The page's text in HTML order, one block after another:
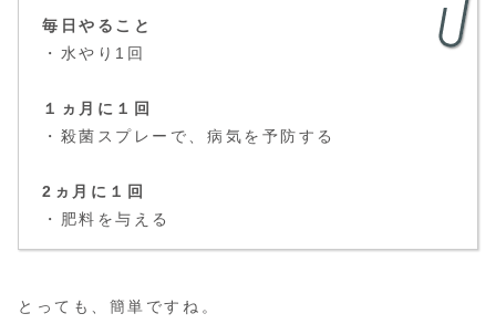
毎日やること
・水やり1回
１ヵ月に１回
・殺菌スプレーで、病気を予防する
2ヵ月に１回
・肥料を与える
とっても、簡単ですね。